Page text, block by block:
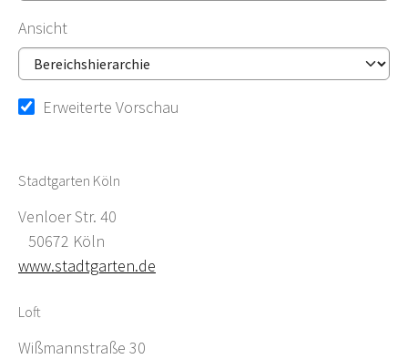
Ansicht
Erweiterte Vorschau
Stadtgarten Köln
Venloer Str. 40
50672 Köln
www.stadtgarten.de
Loft
Wißmannstraße 30